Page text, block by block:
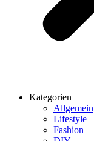
Kategorien
Allgemein
Lifestyle
Fashion